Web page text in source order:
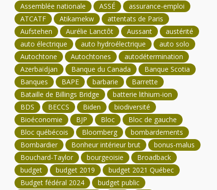
Assemblée nationale
ASSÉ
assurance-emploi
ATCATF
Atikamekw
attentats de Paris
Aufstehen
Aurélie Lanctôt Aussant
austérité
auto électrique
auto hydroélectrique
auto solo
Autochtone
Autochtones
autodétermination
Azerbaïdjan
Banque du Canada
Banque Scotia
Banques
BAPE barbarie
Barrette
Bataille de Billings Bridge
batterie lithium-ion
BDS
BECCS Biden
biodiversité
Bioéconomie
BJP Bloc
Bloc de gauche
Bloc québécois
Bloomberg
bombardements
Bombardier
Bonheur intérieur brut
bonus-malus
Bouchard-Taylor
bourgeoisie
Broadback
budget
budget 2019
budget 2021 Québec
Budget fédéral 2024
budget public